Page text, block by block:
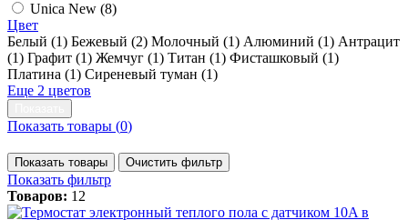
Unica New (8)
Цвет
Белый (1) Бежевый (2) Молочный (1) Алюминий (1) Антрацит
(1) Графит (1) Жемчуг (1) Титан (1) Фисташковый (1)
Платина (1) Сиреневый туман (1)
Еще 2 цветов
Показать товары (0)
Показать товары Очистить фильтр
Показать фильтр
Товаров: 12